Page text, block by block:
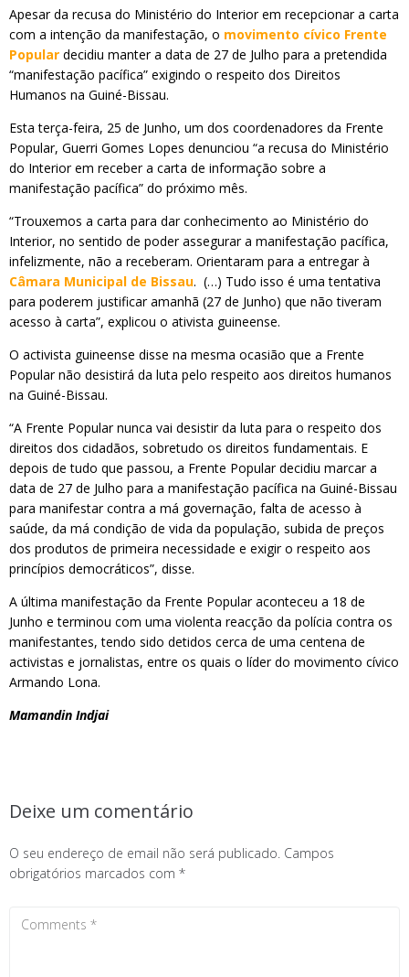
Apesar da recusa do Ministério do Interior em recepcionar a carta
com a intenção da manifestação, o movimento cívico Frente
Popular decidiu manter a data de 27 de Julho para a pretendida
“manifestação pacífica” exigindo o respeito dos Direitos
Humanos na Guiné-Bissau.
Esta terça-feira, 25 de Junho, um dos coordenadores da Frente
Popular, Guerri Gomes Lopes denunciou “a recusa do Ministério
do Interior em receber a carta de informação sobre a
manifestação pacífica” do próximo mês.
“Trouxemos a carta para dar conhecimento ao Ministério do
Interior, no sentido de poder assegurar a manifestação pacífica,
infelizmente, não a receberam. Orientaram para a entregar à
Câmara Municipal de Bissau. (…) Tudo isso é uma tentativa
para poderem justificar amanhã (27 de Junho) que não tiveram
acesso à carta”, explicou o ativista guineense.
O activista guineense disse na mesma ocasião que a Frente
Popular não desistirá da luta pelo respeito aos direitos humanos
na Guiné-Bissau.
“A Frente Popular nunca vai desistir da luta para o respeito dos
direitos dos cidadãos, sobretudo os direitos fundamentais. E
depois de tudo que passou, a Frente Popular decidiu marcar a
data de 27 de Julho para a manifestação pacífica na Guiné-Bissau
para manifestar contra a má governação, falta de acesso à
saúde, da má condição de vida da população, subida de preços
dos produtos de primeira necessidade e exigir o respeito aos
princípios democráticos”, disse.
A última manifestação da Frente Popular aconteceu a 18 de
Junho e terminou com uma violenta reacção da polícia contra os
manifestantes, tendo sido detidos cerca de uma centena de
activistas e jornalistas, entre os quais o líder do movimento cívico
Armando Lona.
Mamandin Indjai
Deixe um comentário
O seu endereço de email não será publicado. Campos
obrigatórios marcados com *